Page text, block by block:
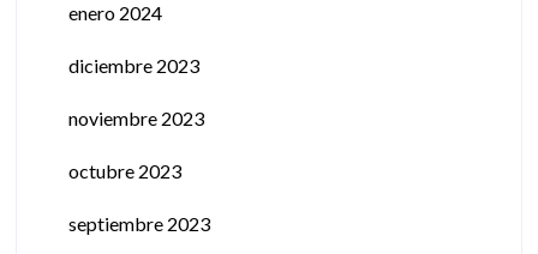
enero 2024
diciembre 2023
noviembre 2023
octubre 2023
septiembre 2023